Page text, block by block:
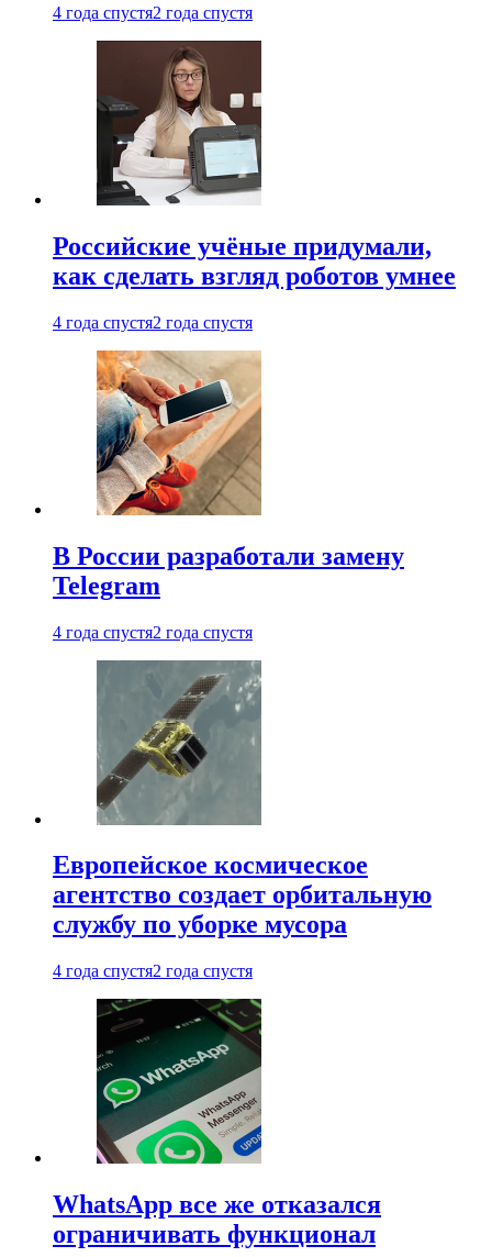
4 года спустя2 года спустя
Российские учёные придумали,
как сделать взгляд роботов умнее
4 года спустя2 года спустя
В России разработали замену
Telegram
4 года спустя2 года спустя
Европейское космическое
агентство создает орбитальную
службу по уборке мусора
4 года спустя2 года спустя
WhatsApp все же отказался
ограничивать функционал